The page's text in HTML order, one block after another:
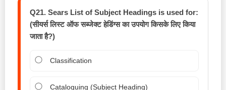
Q21. Sears List of Subject Headings is used for:
(सीयर्स लिस्ट ऑफ सब्जेक्ट हेडिंग्स का उपयोग किसके लिए किया
जाता है?)
Classification
Cataloguing (Subject Heading)